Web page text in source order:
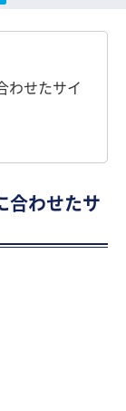
わせたサイ
合わせたサ